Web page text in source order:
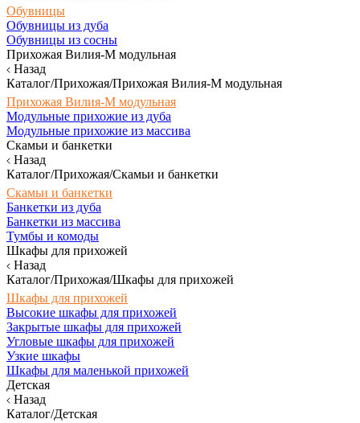
Обувницы
Обувницы из дуба
Обувницы из сосны
Прихожая Вилия-М модульная
Назад
Каталог/Прихожая/Прихожая Вилия-М модульная
Прихожая Вилия-М модульная
Модульные прихожие из дуба
Модульные прихожие из массива
Скамьи и банкетки
Назад
Каталог/Прихожая/Скамьи и банкетки
Скамьи и банкетки
Банкетки из дуба
Банкетки из массива
Тумбы и комоды
Шкафы для прихожей
Назад
Каталог/Прихожая/Шкафы для прихожей
Шкафы для прихожей
Высокие шкафы для прихожей
Закрытые шкафы для прихожей
Угловые шкафы для прихожей
Узкие шкафы
Шкафы для маленькой прихожей
Детская
Назад
Каталог/Детская